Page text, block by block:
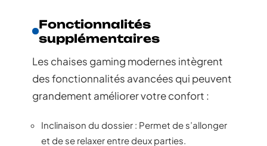
Fonctionnalités
supplémentaires
Les chaises gaming modernes intègrent
des fonctionnalités avancées qui peuvent
grandement améliorer votre confort :
Inclinaison du dossier : Permet de s’allonger
et de se relaxer entre deux parties.